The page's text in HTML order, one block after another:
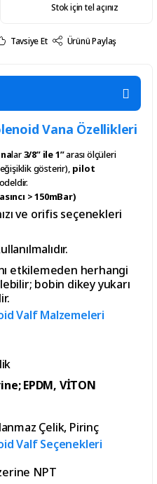
Stok için tel açınız
Tavsiye Et Ürünü Paylaş
Vana Özellikleri
lar3/8” ile 1”arası ölçüleri
gösterir), pilot
> 150mBar)
ve orifis seçenekleri
etkilemeden herhangi
bobin dikey yukarı
Valf Malzemeleri
EPDM, VİTON
Çelik, Pirinç
Valf Seçenekleri
NPT